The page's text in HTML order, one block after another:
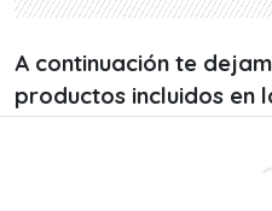
A continuación te
productos incluidos en